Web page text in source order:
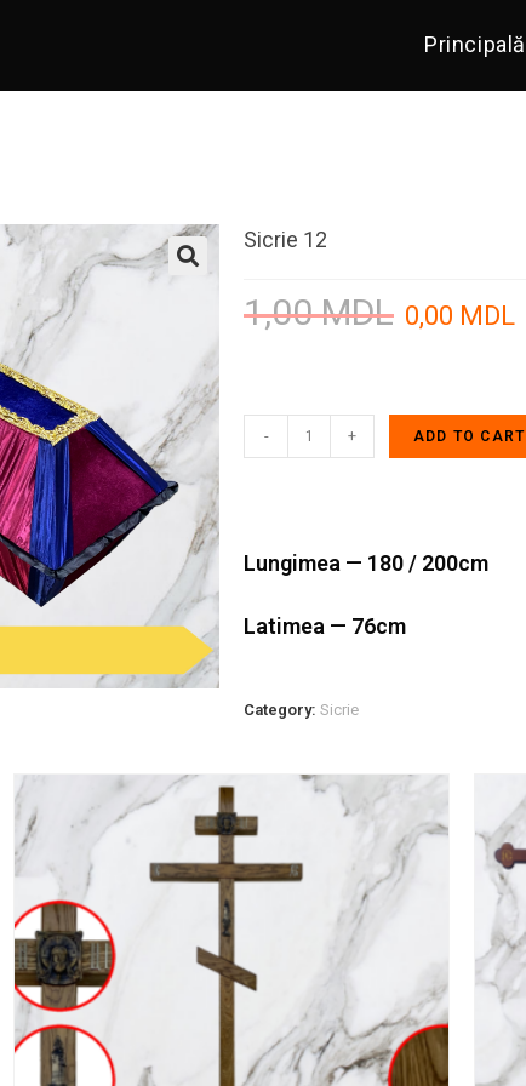
Principală
Sicrie 12
1,00MDL 0,00 MDL
- + ADD TO CART
Lungimea — 180 / 200cm
Latimea — 76cm
Category: Sicrie